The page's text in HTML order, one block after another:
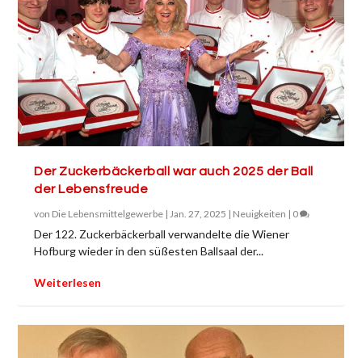
Der Zuckerbäckerball war auch 2025 der Ball
der Lebensfreude
von Die Lebensmittelgewerbe |Jan. 27, 2025 | Neuigkeiten | 0
Der 122. Zuckerbäckerball verwandelte die Wiener
Hofburg wieder in den süßesten Ballsaal der...
Weiterlesen